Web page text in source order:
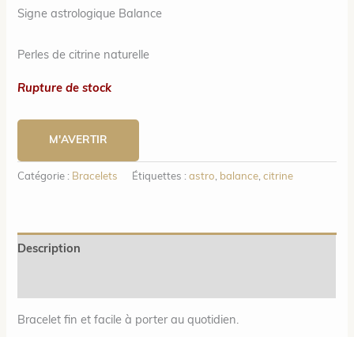
Signe astrologique Balance
Perles de citrine naturelle
Rupture de stock
M'AVERTIR
Catégorie : Bracelets Étiquettes :astro, balance,citrine
Description
Bracelet fin et facile à porter au quotidien.